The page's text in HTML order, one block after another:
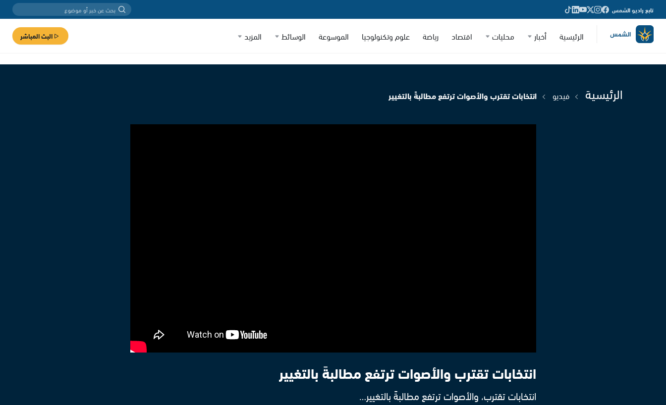
تابع راديو الشمس
الرئيسية أخبار محليات اقتصاد رياضة علوم وتكنولوجيا الموسوعة الوسائط المزيد البث المباشر
الرئيسية فيديو انتخابات تقترب والأصوات ترتفع مطالبةً بالتغيير
انتخابات تقترب والأصوات ترتفع مطالبةً بالتغيير
انتخابات تقترب، والأصوات ترتفع مطالبةً بالتغيير…